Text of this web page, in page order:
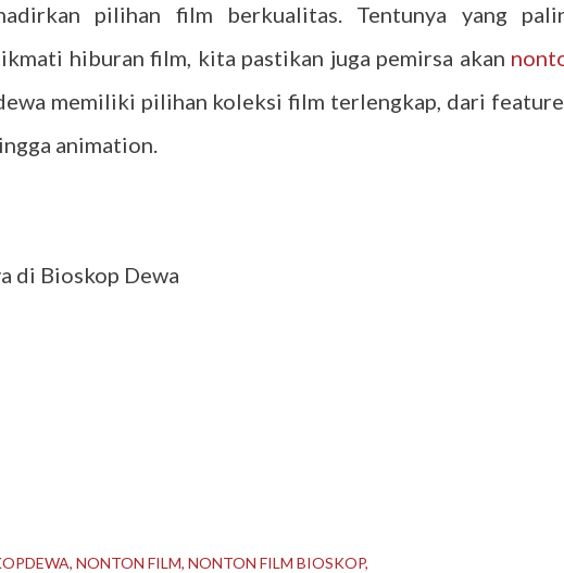
pilihan film berkualitas. Tentunya yang
hiburan film, kita pastikan juga pemirsa akan
memiliki pilihan koleksi film terlengkap, dari
animation.
di Bioskop Dewa
NONTON FILM NONTON FILM BIOSKOP